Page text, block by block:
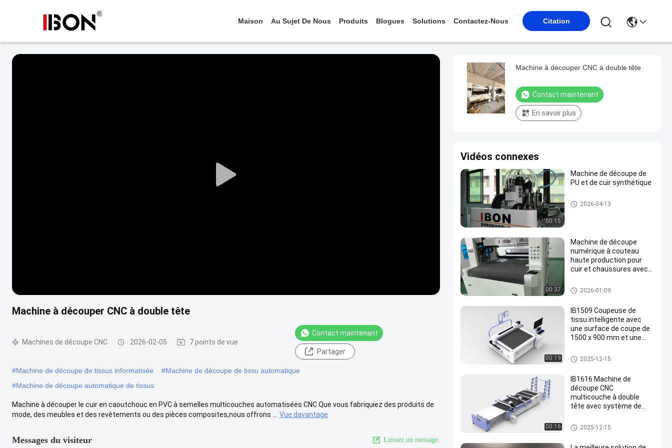
Maison Au Sujet De Nous Produits Blogues Solutions Contactez-Nous Citation
Play
Machine à découper CNC à double tête
Machines de découpe CNC 2026-02-05 7 points de vue
Contact maintenant
Partager
#Machine de découpe de tissus informatisée #Machine de découpe de tissu automatique
#Machine de découpe automatique de tissus
Machine à découper le cuir en caoutchouc en PVC à semelles multicouches automatisées CNC Que vous fabriquiez des produits de
mode, des meubles et des revêtements ou des pièces composites,nous offrons ...
Vue davantage
Messages du visiteur Laissez un message.
Machine à découper CNC à double tête
Contact maintenant
En savoir plus
Vidéos connexes
00:15
Machine de découpe de
PU et de cuir synthétique
Machines de découpe CNC
2026-04-13
00:37
Machine de découpe
numérique à couteau
haute production pour
cuir et chaussures avec
1600 x 600 mm
Machines de découpe CNC
2026-01-09
00:19
IB1509 Coupeuse de
tissu intelligente avec
une surface de coupe de
1500 x 900 mm et une
positionnement de ± 0,01
mm pour la coupe de
Machines de découpe CNC
2025-12-15
00:16
IB1616 Machine de
découpe CNC
multicouche à double
tête avec système de
pour cuir et tissu
Machines de découpe CNC
2025-12-15